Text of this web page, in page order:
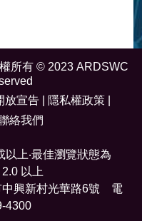
所有 © 2023 ARDSWC
放宣告 隱私權政策
絡我們
上‧最佳瀏覽狀態為
以上
中興新村光華路6號 電
4300